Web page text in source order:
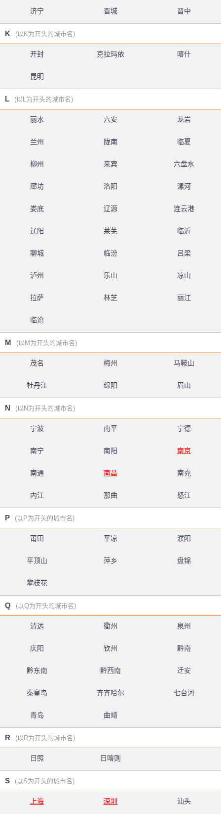
济宁 晋城 晋中
K (以K为开头的城市名)
开封 克拉玛依 喀什
昆明
L (以L为开头的城市名)
丽水 六安 龙岩
兰州 陇南 临夏
柳州 来宾 六盘水
廊坊 洛阳 漯河
娄底 辽源 连云港
辽阳 莱芜 临沂
聊城 临汾 吕梁
泸州 乐山 凉山
拉萨 林芝 丽江
临沧
M (以M为开头的城市名)
茂名 梅州 马鞍山
牡丹江 绵阳 眉山
N (以N为开头的城市名)
宁波 南平 宁德
南宁 南阳 南京
南通 南昌 南充
内江 那曲 怒江
P (以P为开头的城市名)
莆田 平凉 濮阳
平顶山 萍乡 盘锦
攀枝花
Q (以Q为开头的城市名)
清远 衢州 泉州
庆阳 钦州 黔南
黔东南 黔西南 迁安
秦皇岛 齐齐哈尔 七台河
青岛 曲靖
R (以R为开头的城市名)
日照 日喀则
S (以S为开头的城市名)
上海 深圳 汕头